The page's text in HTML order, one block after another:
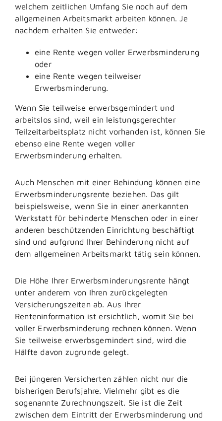
welchem zeitlichen Umfang Sie noch auf dem
allgemeinen Arbeitsmarkt arbeiten können. Je
nachdem erhalten Sie entweder:
eine Rente wegen voller Erwerbsminderung
oder
eine Rente wegen teilweiser
Erwerbsminderung.
Wenn Sie teilweise erwerbsgemindert und
arbeitslos sind, weil ein leistungsgerechter
Teilzeitarbeitsplatz nicht vorhanden ist, können Sie
ebenso eine Rente wegen voller
Erwerbsminderung erhalten.
Auch Menschen mit einer Behindung können eine
Erwerbsminderungsrente beziehen. Das gilt
beispielsweise, wenn Sie in einer anerkannten
Werkstatt für behinderte Menschen oder in einer
anderen beschützenden Einrichtung beschäftigt
sind und aufgrund Ihrer Behinderung nicht auf
dem allgemeinen Arbeitsmarkt tätig sein können.
Die Höhe Ihrer Erwerbsminderungsrente hängt
unter anderem von Ihren zurückgelegten
Versicherungszeiten ab. Aus Ihrer
Renteninformation ist ersichtlich, womit Sie bei
voller Erwerbsminderung rechnen können. Wenn
Sie teilweise erwerbsgemindert sind, wird die
Hälfte davon zugrunde gelegt.
Bei jüngeren Versicherten zählen nicht nur die
bisherigen Berufsjahre. Vielmehr gibt es die
sogenannte Zurechnungszeit. Sie ist die Zeit
zwischen dem Eintritt der Erwerbsminderung und